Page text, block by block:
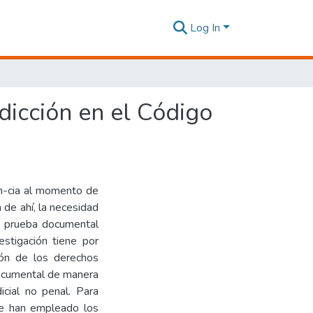
Log In
en el Código
cia al momento de
ahí, la necesidad
documental
tiene por
de los derechos
de manera
no penal. Para
han empleado los